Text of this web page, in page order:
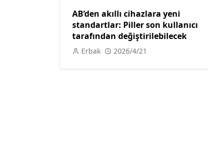
AB’den akıllı cihazlara yeni
standartlar: Piller son kullanıcı
tarafından değiştirilebilecek
Erbak 2026/4/21